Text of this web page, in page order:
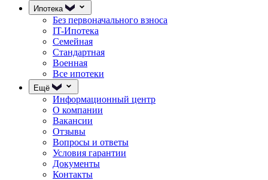
Ипотека
Без первоначального взноса
IT-Ипотека
Семейная
Стандартная
Военная
Все ипотеки
Ещё
Информационный центр
О компании
Вакансии
Отзывы
Вопросы и ответы
Условия гарантии
Документы
Контакты